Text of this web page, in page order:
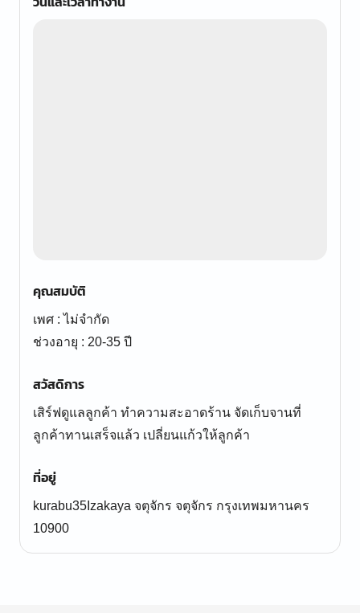
คุณสมบัติ
เพศ : ไม่จำกัด
ช่วงอายุ : 20-35 ปี
สวัสดิการ
เสิร์ฟดูแลลูกค้า ทำความสะอาดร้าน จัดเก็บจานที่
ลูกค้าทานเสร็จแล้ว เปลี่ยนแก้วให้ลูกค้า
ที่อยู่
kurabu35Izakaya จตุจักร จตุจักร กรุงเทพมหานคร
10900